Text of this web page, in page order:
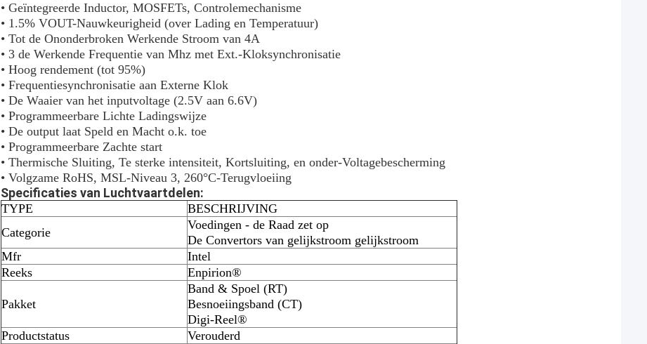
• Geïntegreerde Inductor, MOSFETs, Controlemechanisme
• 1.5% VOUT-Nauwkeurigheid (over Lading en Temperatuur)
• Tot de Ononderbroken Werkende Stroom van 4A
• 3 de Werkende Frequentie van Mhz met Ext.-Kloksynchronisatie
• Hoog rendement (tot 95%)
• Frequentiesynchronisatie aan Externe Klok
• De Waaier van het inputvoltage (2.5V aan 6.6V)
• Programmeerbare Lichte Ladingswijze
• De output laat Speld en Macht o.k. toe
• Programmeerbare Zachte start
• Thermische Sluiting, Te sterke intensiteit, Kortsluiting, en onder-Voltagebescherming
• Volgzame RoHS, MSL-Niveau 3, 260°C-Terugvloeiing
Specificaties van Luchtvaartdelen:
TYPE
BESCHRIJVING
Categorie
Voedingen - de Raad zet op
De Convertors van gelijkstroom gelijkstroom
Mfr
Intel
Reeks
Enpirion®
Pakket
Band & Spoel (RT)
Besnoeiingsband (CT)
Digi-Reel®
Productstatus
Verouderd